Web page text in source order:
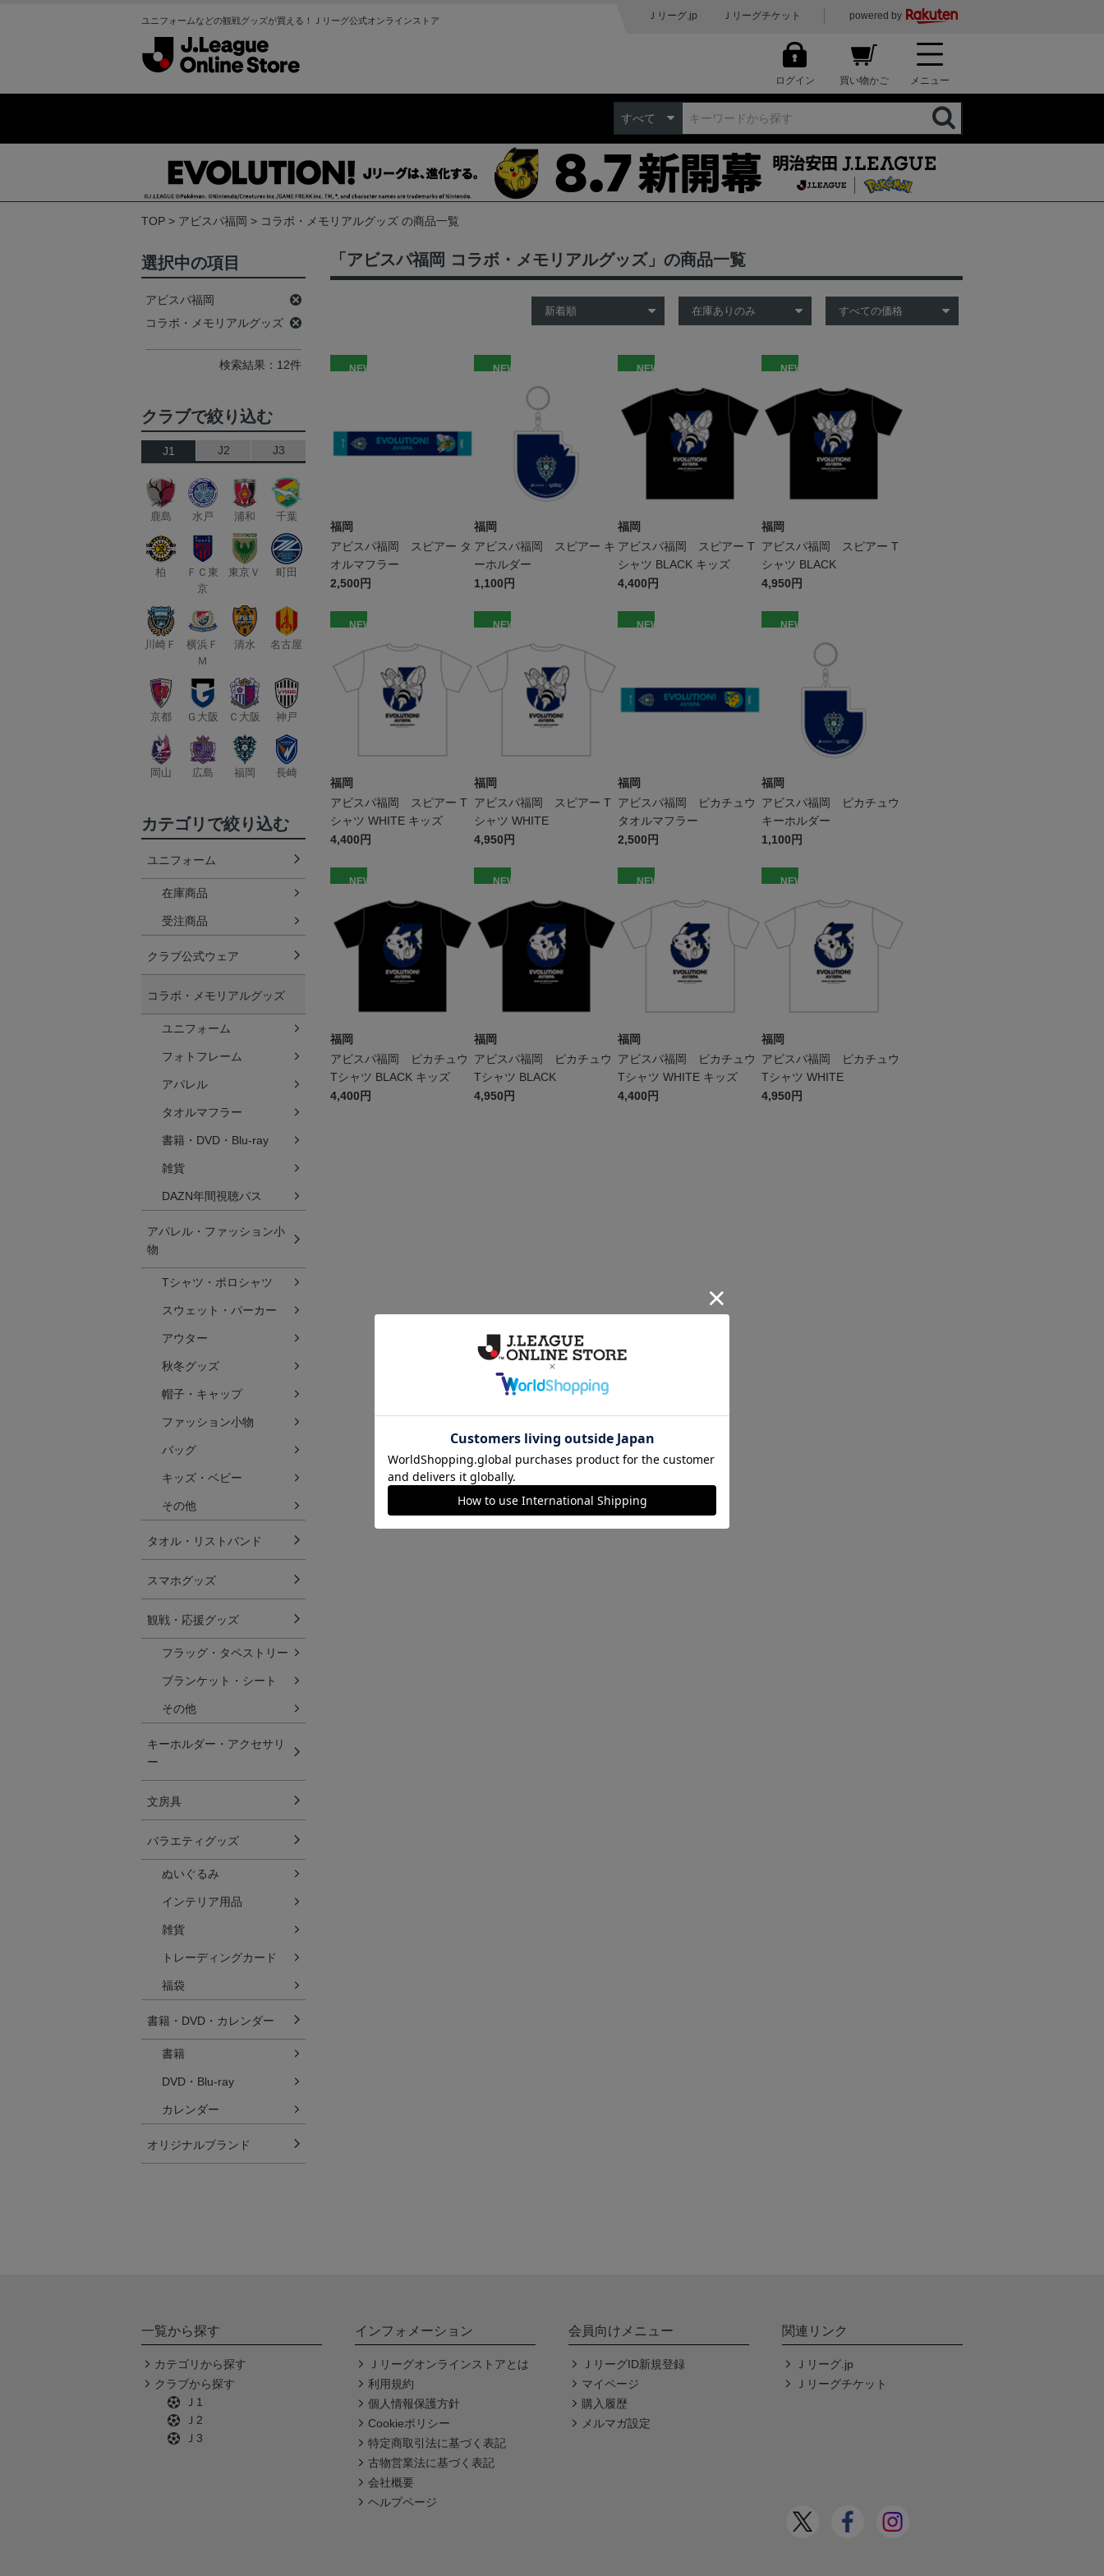
ユニフォームなどの観戦グッズが買える！Ｊリーグ公式オンラインストア Ｊリーグ.jp Ｊリーグチケット powered by
ログイン 買い物かご メニュー
すべて
TOP アビスパ福岡 コラボ・メモリアルグッズ の商品一覧
「アビスパ福岡 コラボ・メモリアルグッズ」の商品一覧
NEW
福岡
アビスパ福岡 スピアー タ
オルマフラー
2,500円
NEW
福岡
アビスパ福岡 スピアー キ
ーホルダー
1,100円
NEW
福岡
アビスパ福岡 スピアー T
シャツ BLACK キッズ
4,400円
NEW
福岡
アビスパ福岡 スピアー T
シャツ BLACK
4,950円
NEW
福岡
アビスパ福岡 スピアー T
シャツ WHITE キッズ
4,400円
NEW
福岡
アビスパ福岡 スピアー T
シャツ WHITE
4,950円
NEW
福岡
アビスパ福岡 ピカチュウ
タオルマフラー
2,500円
NEW
福岡
アビスパ福岡 ピカチュウ
キーホルダー
1,100円
NEW
福岡
アビスパ福岡 ピカチュウ
Tシャツ BLACK キッズ
4,400円
NEW
福岡
アビスパ福岡 ピカチュウ
Tシャツ BLACK
4,950円
NEW
福岡
アビスパ福岡 ピカチュウ
Tシャツ WHITE キッズ
4,400円
NEW
福岡
アビスパ福岡 ピカチュウ
Tシャツ WHITE
4,950円
選択中の項目
アビスパ福岡
コラボ・メモリアルグッズ
検索結果：12件
クラブで絞り込む
J1 J2 J3
鹿島 水戸 浦和 千葉
柏
ＦＣ東
京
東京Ｖ 町田
川崎Ｆ
横浜Ｆ
Ｍ
清水 名古屋
京都 Ｇ大阪 Ｃ大阪 神戸
岡山 広島 福岡 長崎
カテゴリで絞り込む
ユニフォーム
在庫商品
受注商品
クラブ公式ウェア
コラボ・メモリアルグッズ
ユニフォーム
フォトフレーム
アパレル
タオルマフラー
書籍・DVD・Blu-ray
雑貨
DAZN年間視聴パス
アパレル・ファッション小
物
Tシャツ・ポロシャツ
スウェット・パーカー
アウター
秋冬グッズ
帽子・キャップ
ファッション小物
バッグ
キッズ・ベビー
その他
タオル・リストバンド
スマホグッズ
観戦・応援グッズ
フラッグ・タペストリー
ブランケット・シート
その他
キーホルダー・アクセサリ
ー
文房具
バラエティグッズ
ぬいぐるみ
インテリア用品
雑貨
トレーディングカード
福袋
書籍・DVD・カレンダー
書籍
DVD・Blu-ray
カレンダー
オリジナルブランド
一覧から探す
カテゴリから探す
クラブから探す
Ｊ1
Ｊ2
Ｊ3
インフォメーション
Ｊリーグオンラインストアとは
利用規約
個人情報保護方針
Cookieポリシー
特定商取引法に基づく表記
古物営業法に基づく表記
会社概要
ヘルプページ
会員向けメニュー
ＪリーグID新規登録
マイページ
購入履歴
メルマガ設定
関連リンク
Ｊリーグ.jp
Ｊリーグチケット